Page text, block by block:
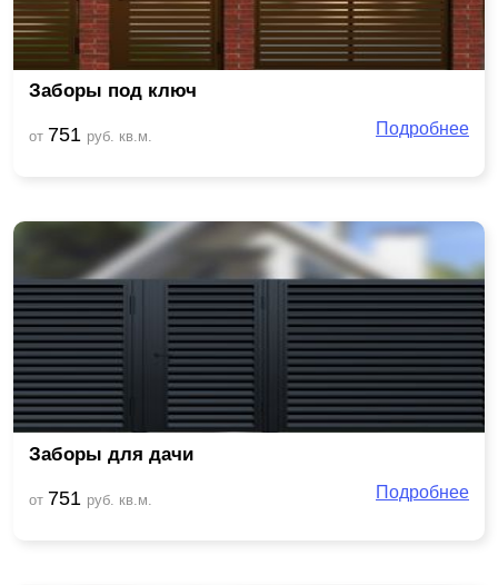
Заборы под ключ
от 751 руб. кв.м. Подробнее
Заборы для дачи
от 751 руб. кв.м. Подробнее